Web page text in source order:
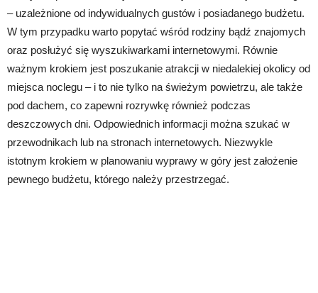
– uzależnione od indywidualnych gustów i posiadanego budżetu.
W tym przypadku warto popytać wśród rodziny bądź znajomych
oraz posłużyć się wyszukiwarkami internetowymi. Równie
ważnym krokiem jest poszukanie atrakcji w niedalekiej okolicy od
miejsca noclegu – i to nie tylko na świeżym powietrzu, ale także
pod dachem, co zapewni rozrywkę również podczas
deszczowych dni. Odpowiednich informacji można szukać w
przewodnikach lub na stronach internetowych. Niezwykle
istotnym krokiem w planowaniu wyprawy w góry jest założenie
pewnego budżetu, którego należy przestrzegać.